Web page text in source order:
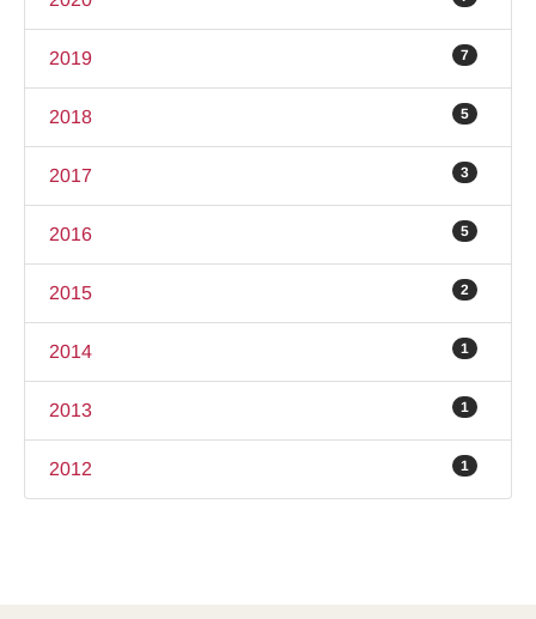
2019 7
2018 5
2017 3
2016 5
2015 2
2014 1
2013 1
2012 1